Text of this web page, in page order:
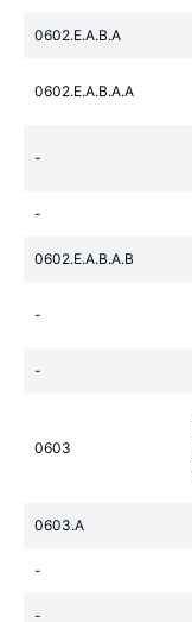
0602.E.A.B.A
0602.E.A.B.A.A
-
-
0602.E.A.B.A.B
-
-
0603
0603.A
-
-